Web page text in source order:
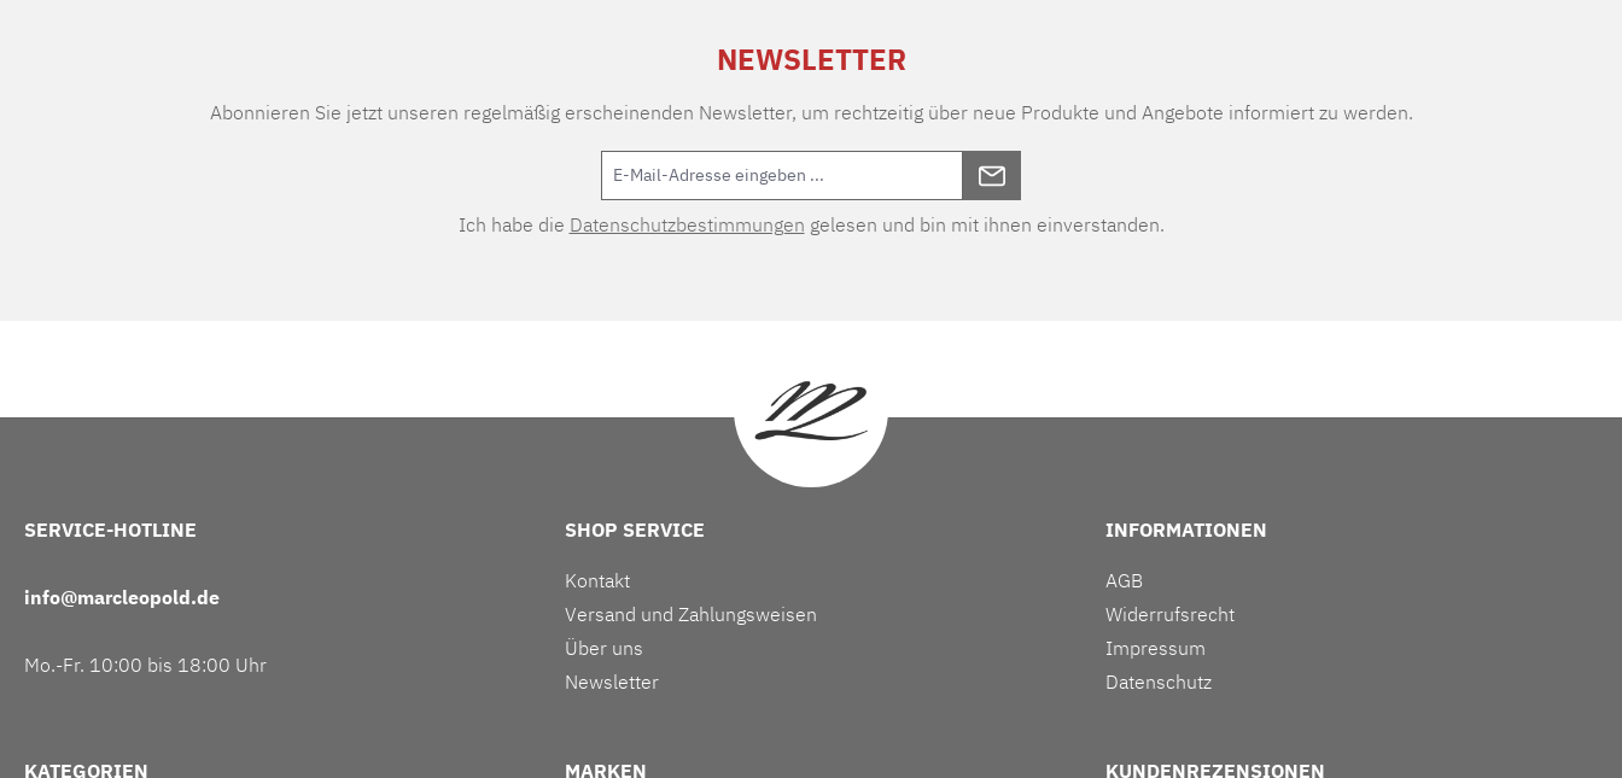
NEWSLETTER
Abonnieren Sie jetzt unseren regelmäßig erscheinenden Newsletter, um rechtzeitig über neue Produkte und Angebote informiert zu werden.
Ich habe die Datenschutzbestimmungen gelesen und bin mit ihnen einverstanden.
SERVICE-HOTLINE
info@marcleopold.de
Mo.-Fr. 10:00 bis 18:00 Uhr
SHOP SERVICE
Kontakt
Versand und Zahlungsweisen
Über uns
Newsletter
INFORMATIONEN
AGB
Widerrufsrecht
Impressum
Datenschutz
KATEGORIEN MARKEN KUNDENREZENSIONEN